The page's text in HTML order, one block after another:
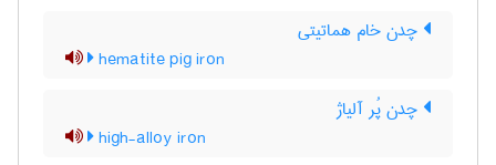
چدن خام هماتیتی
hematite pig iron
چدن پُر آلیاژ
high-alloy iron